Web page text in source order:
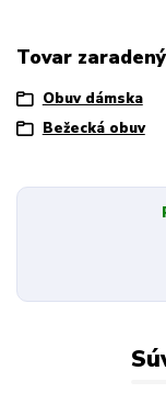
Tovar
Obuv dámska
Bežecká obuv